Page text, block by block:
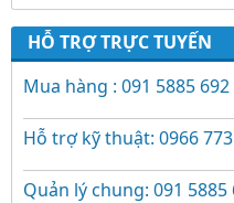
HỖ TRỢ TRỰC TUYẾN
Mua hàng : 091 5885 692
Hỗ trợ kỹ thuật: 0966
Quản lý chung: 091 5885